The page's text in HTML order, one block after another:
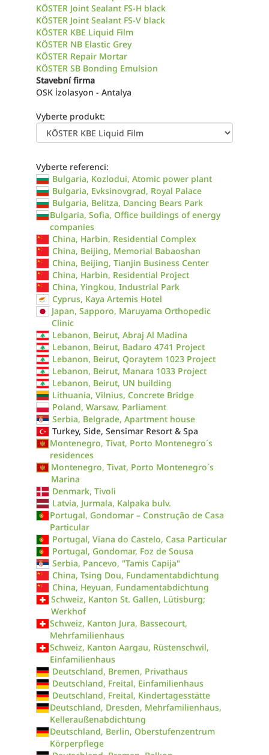
KÖSTER Joint Sealant FS-H black
KÖSTER Joint Sealant FS-V black
KÖSTER KBE Liquid Film
KÖSTER NB Elastic Grey
KÖSTER Repair Mortar
KÖSTER SB Bonding Emulsion
Stavební firma
OSK İzolasyon - Antalya
Vyberte produkt:
Vyberte referenci:
Bulgaria, Kozlodui, Atomic power plant
Bulgaria, Evksinovgrad, Royal Palace
Bulgaria, Belitza, Dancing Bears Park
Bulgaria, Sofia, Office buildings of energy
companies
China, Harbin, Residential Complex
China, Beijing, Memorial Babaoshan
China, Beijing, Tianjin Business Center
China, Harbin, Residential Project
China, Yingkou, Industrial Park
Cyprus, Kaya Artemis Hotel
Japan, Sapporo, Maruyama Orthopedic
Clinic
Lebanon, Beirut, Abraj Al Madina
Lebanon, Beirut, Badaro 4741 Project
Lebanon, Beirut, Qoraytem 1023 Project
Lebanon, Beirut, Manara 1033 Project
Lebanon, Beirut, UN building
Lithuania, Vilnius, Concrete Bridge
Poland, Warsaw, Parliament
Serbia, Belgrade, Apartment house
Turkey, Side, Sensimar Resort & Spa
Montenegro, Tivat, Porto Montenegro´s
residences
Montenegro, Tivat, Porto Montenegro´s
Marina
Denmark, Tivoli
Latvia, Jurmala, Kalpaka bulv.
Portugal, Gondomar – Construção de Casa
Particular
Portugal, Viana do Castelo, Casa Particular
Portugal, Gondomar, Foz de Sousa
Serbia, Pancevo, "Tamis Capija"
China, Tsing Dou, Fundamentabdichtung
China, Heyuan, Fundamentabdichtung
Schweiz, Kanton St. Gallen, Lütisburg;
Werkhof
Schweiz, Kanton Jura, Bassecourt,
Mehrfamilienhaus
Schweiz, Kanton Aargau, Rüstenschwil,
Einfamilienhaus
Deutschland, Bremen, Privathaus
Deutschland, Freital, Einfamilienhaus
Deutschland, Freital, Kindertagesstätte
Deutschland, Dresden, Mehrfamilienhaus,
Kelleraußenabdichtung
Deutschland, Berlin, Oberstufenzentrum
Körperpflege